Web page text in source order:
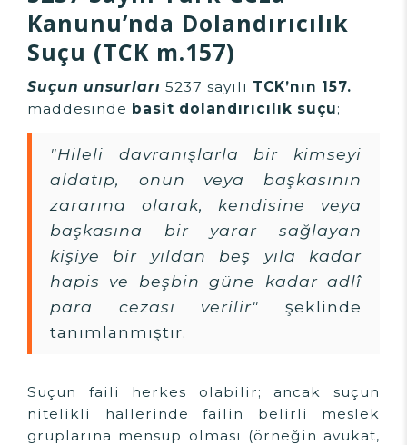
Kanunu’nda Dolandırıcılık
Suçu (TCK m.157)
Suçun unsurları 5237 sayılı TCK’nın 157.
maddesinde basit dolandırıcılık suçu;
"Hileli davranışlarla bir kimseyi
aldatıp, onun veya başkasının
zararına olarak, kendisine veya
başkasına bir yarar sağlayan
kişiye bir yıldan beş yıla kadar
hapis ve beşbin güne kadar adlî
para cezası verilir" şeklinde
tanımlanmıştır.
Suçun faili herkes olabilir; ancak suçun
nitelikli hallerinde failin belirli meslek
gruplarına mensup olması (örneğin avukat,